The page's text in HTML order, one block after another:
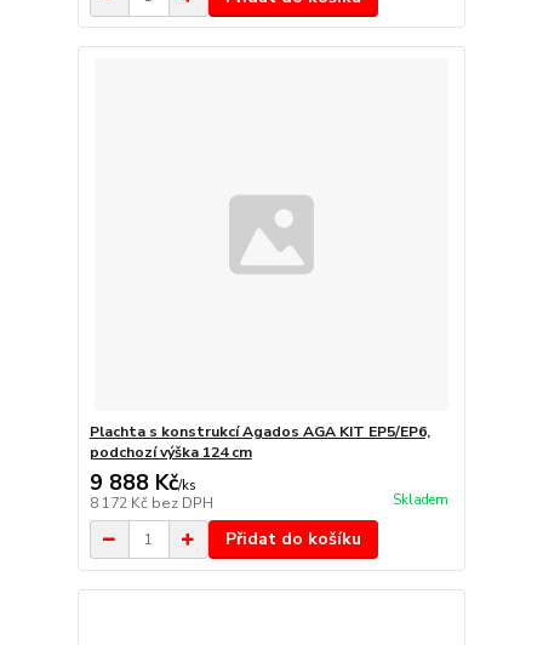
Plachta s konstrukcí Agados AGA KIT EP5/EP6,
podchozí výška 124 cm
9 888 Kč/ks
8 172 Kč bez DPH Skladem
Přidat do košíku